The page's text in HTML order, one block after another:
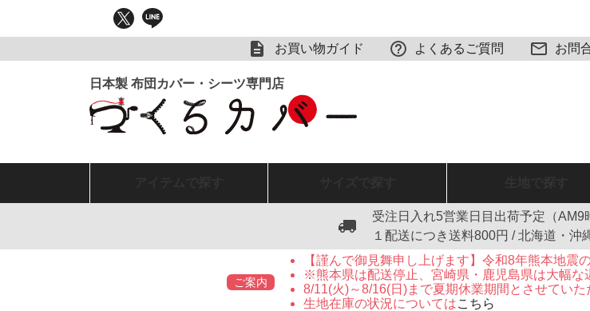
お買い物ガイド よくあるご質問 お問
受注日入れ5営業日目出荷予定（AM9
１配送につき送料800円 / 北海道・沖
ご案内
【謹んで御見舞申し上げます】令和8年熊本地震
※熊本県は配送停止、宮崎県・鹿児島県は大幅な
8/11(火)～8/16(日)まで夏期休業期間とさせていた
生地在庫の状況についてはこちら